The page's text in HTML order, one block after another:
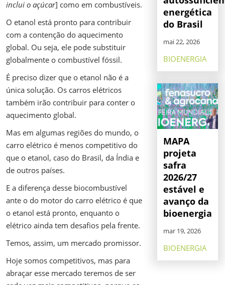
inclui o açúcar] como em combustíveis.
O etanol está pronto para contribuir
com a contenção do aquecimento
global. Ou seja, ele pode substituir
globalmente o combustível fóssil.
É preciso dizer que o etanol não é a
única solução. Os carros elétricos
também irão contribuir para conter o
aquecimento global.
Mas em algumas regiões do mundo, o
carro elétrico é menos competitivo do
que o etanol, caso do Brasil, da Índia e
de outros países.
E a diferença desse biocombustível
ante o do motor do carro elétrico é que
o etanol está pronto, enquanto o
elétrico ainda tem desafios pela frente.
Temos, assim, um mercado promissor.
Hoje somos competitivos, mas para
abraçar esse mercado teremos de ser
energética
do Brasil
mai 22, 2026
BIOENERGIA
MAPA
projeta
safra
2026/27
estável e
avanço da
bioenergia
mar 19, 2026
BIOENERGIA